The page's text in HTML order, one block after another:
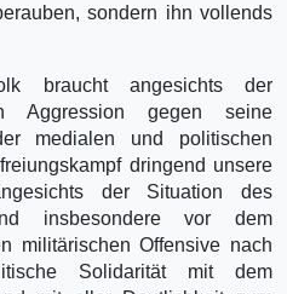
sondern ihn vollends
braucht angesichts der
Aggression gegen seine
medialen und politischen
dringend unsere
der Situation des
insbesondere vor dem
militärischen Offensive nach
Solidarität mit dem